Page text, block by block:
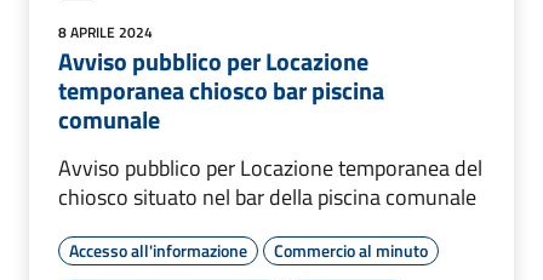
8 APRILE 2024
Avviso pubblico per Locazione
temporanea chiosco bar piscina
comunale
Avviso pubblico per Locazione temporanea del
chiosco situato nel bar della piscina comunale
Accesso all'informazione
Commercio al minuto